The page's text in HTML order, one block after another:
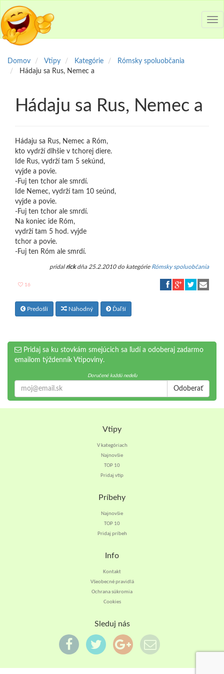
Domov Vtipy Kategórie
Rómsky spoluobčania
Hádaju sa Rus, Nemec a
Hádaju sa Rus, Nemec a
Hádaju sa Rus, Nemec a Róm,
kto vydrží dlhšie v tchorej diere.
Ide Rus, vydrží tam 5 sekúnd,
vyjde a povie.
-Fuj ten tchor ale smrdí.
Ide Nemec, vydrží tam 10 seúnd,
vyjde a povie.
-Fuj ten tchor ale smrdí.
Na koniec ide Róm,
vydrží tam 5 hod. vyjde
tchor a povie.
-Fuj ten Róm ale smrdí.
pridal rickdňa 25.2.2010 do kategórie Rómsky spoluobčania
16
Predošlí Náhodný Ďaľší
Pridaj sa ku stovkám smejúcich sa ľudí a odoberaj zadarmo
emailom týždenník Vtipoviny.
Doručené každú nedeľu
Odoberať
Vtipy
V kategóriach
Najnovšie
TOP 10
Pridaj vtip
Príbehy
Najnovšie
TOP 10
Pridaj príbeh
Info
Kontakt
Všeobecné pravidlá
Ochrana súkromia
Cookies
Sleduj nás